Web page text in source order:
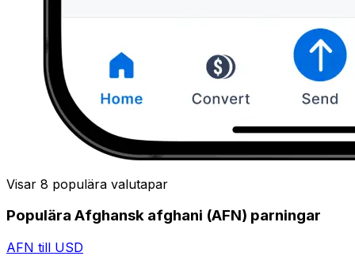
Visar 8 populära valutapar
Populära Afghansk afghani (AFN) parningar
AFN till USD